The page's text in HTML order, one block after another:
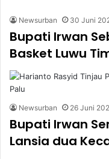
Newsurban 30 Juni
Bupati Irwan
Basket Luwu
Newsurban 26 Juni
Bupati Irwan
Lansia dua